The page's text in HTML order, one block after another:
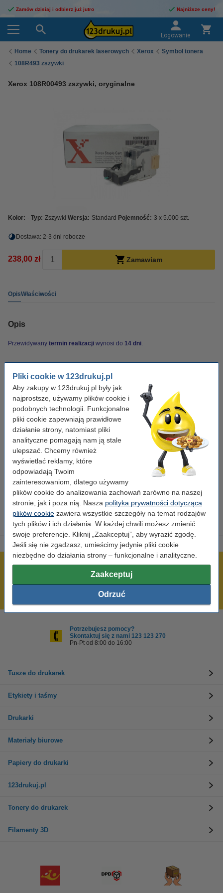
Pliki cookie w 123drukuj.pl
Aby zakupy w 123drukuj.pl były jak
najprostsze, używamy plików cookie i
podobnych technologii. Funkcjonalne
pliki cookie zapewniają prawidłowe
działanie strony, natomiast pliki
analityczne pomagają nam ją stale
ulepszać. Chcemy również
wyświetlać reklamy, które
odpowiadają Twoim
zainteresowaniom, dlatego używamy
plików cookie do analizowania zachowań zarówno na naszej
stronie, jak i poza nią. Nasza polityka prywatności dotycząca
plików cookie zawiera wszystkie szczegóły na temat rodzajów
tych plików i ich działania. W każdej chwili możesz zmienić
swoje preferencje. Kliknij „Zaakceptuj”, aby wyrazić zgodę.
Jeśli się nie zgadzasz, umieścimy jedynie pliki cookie
niezbędne do działania strony – funkcjonalne i analityczne.
Zaakceptuj
Odrzuć
Zamów dzisiaj i odbierz już jutro Najniższe ceny!
Logowanie
Home Tonery do drukarek laserowych Xerox
Symbol tonera
108R493 zszywki
Xerox 108R00493 zszywki, oryginalne
Kolor: - Typ: Zszywki Wersja: Standard Pojemność: 3 x 5.000 szt.
Dostawa: 2-3 dni robocze
238,00 zł Zamawiam
OpisWłaściwości
Opis
Przewidywany termin realizacji wynosi do 14 dni.
Kolor:
Typ: Zszywki
Wersja: Standard
Pojemność: 3 x 5.000 szt.
Marka: Xerox
OEM: 108R00493
Numer artykułu: 046715
600 tysięcy zadowolonych klientów
Potrzebujesz pomocy?
Skontaktuj się z nami 123 123 270
Pn-Pt od 8:00 do 16:00
Tusze do drukarek
Etykiety i taśmy
Drukarki
Materiały biurowe
Papiery do drukarki
123drukuj.pl
Tonery do drukarek
Filamenty 3D